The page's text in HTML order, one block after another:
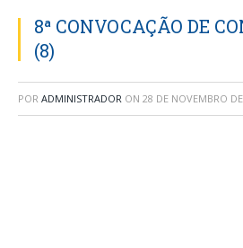
8ª CONVOCAÇÃO DE
(8)
POR ADMINISTRADOR ON 28 DE NOVEMBRO